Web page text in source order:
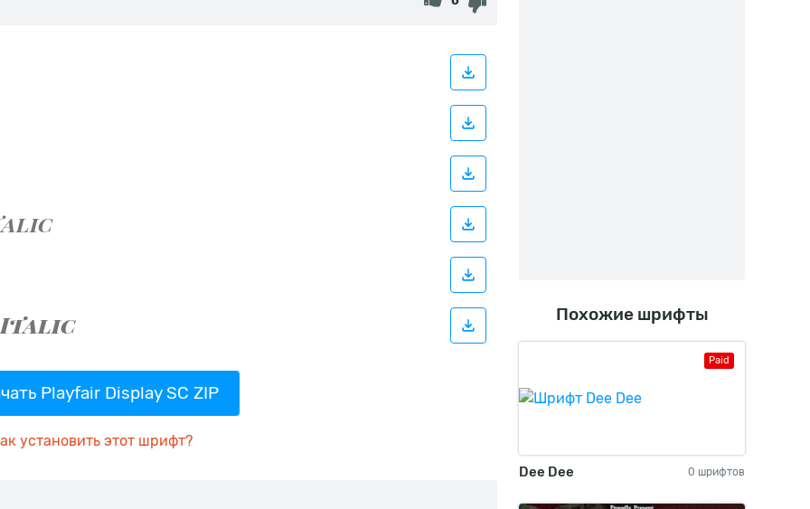
Playfair Display SC ZIP
установить этот шрифт?
Похожие шрифты
Paid
Dee Dee 0 шрифтов